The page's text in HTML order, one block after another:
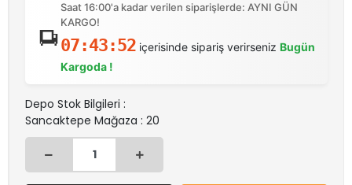
Saat 16:00'a kadar verilen siparişlerde: AYNI GÜN
KARGO!
07:43:52içerisinde sipariş verirseniz Bugün
Kargoda !
Depo Stok Bilgileri :
Sancaktepe Mağaza : 20